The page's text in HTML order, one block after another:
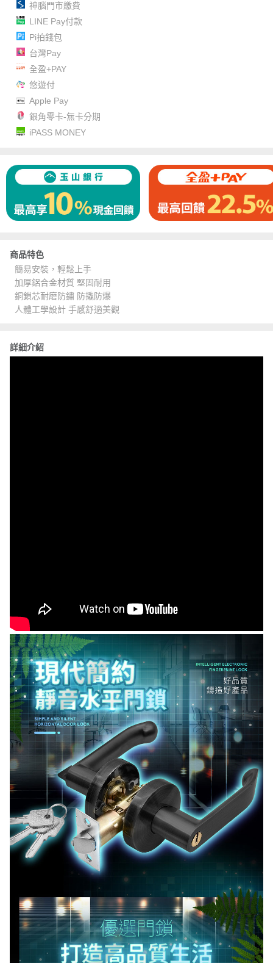
神腦門市繳費
LINE Pay付款
Pi拍錢包
台灣Pay
全盈+PAY
悠遊付
Apple Pay
銀角零卡-無卡分期
iPASS MONEY
商品特色
簡易安裝，輕鬆上手
加厚鋁合金材質 堅固耐用
銅鎖芯耐磨防鏽 防撬防爆
人體工學設計 手感舒適美觀
詳細介紹